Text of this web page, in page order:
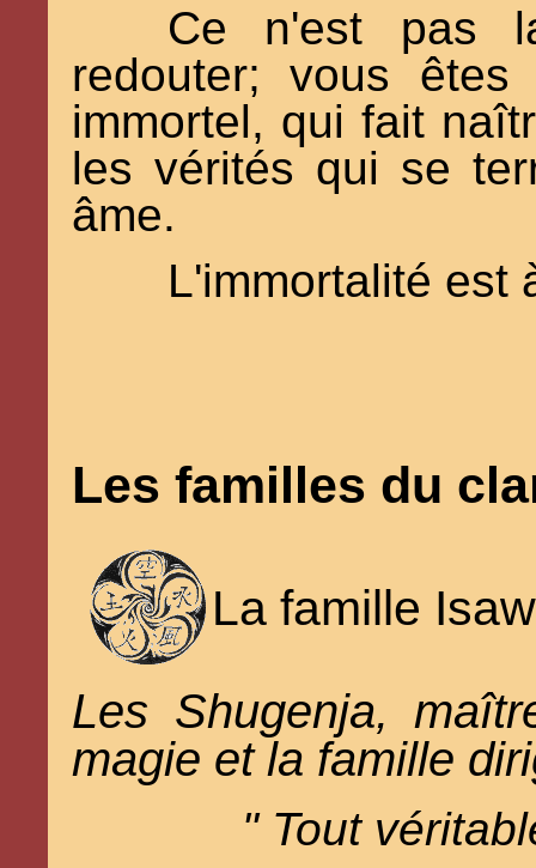
Ce n'est pas
redouter; vous
immortel, qui fait
les vérités qui se
âme.
L'immortalité est
Les familles du
La famille
Les Shugenja,
magie et la famille
" Tout